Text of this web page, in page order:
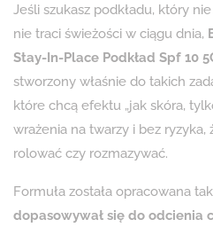
Jeśli szukasz podkładu, który
nie traci świeżości w ciągu dnia,
Stay-In-Place Podkład Spf 10
stworzony właśnie do takich
które chcą efektu „jak skóra,
wrażenia na twarzy i bez ryzyka,
rolować czy rozmazywać.
Formuła została opracowana
dopasowywał się do odcienia